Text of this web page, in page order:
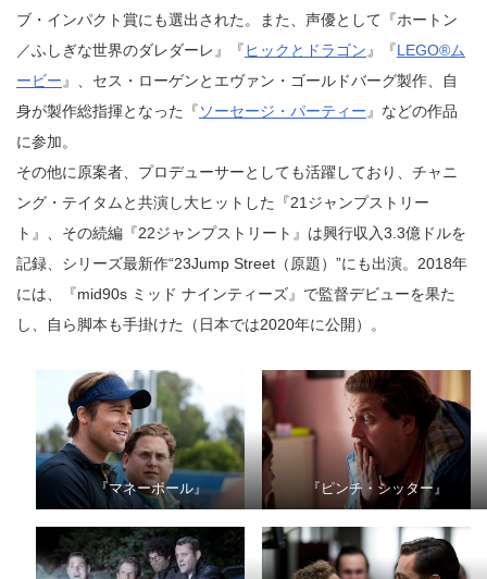
ブ・インパクト賞にも選出された。また、声優として『ホートン
／ふしぎな世界のダレダーレ』『ヒックとドラゴン 』『LEGO®ム
ービー 』、セス・ローゲンとエヴァン・ゴールドバーグ製作、自
身が製作総指揮となった『ソーセージ・パーティー 』などの作品
に参加。
その他に原案者、プロデューサーとしても活躍しており、チャニ
ング・テイタムと共演し大ヒットした『21ジャンプストリー
ト』、その続編『22ジャンプストリート』は興行収入3.3億ドルを
記録、シリーズ最新作“23Jump Street（原題）”にも出演。2018年
には、『mid90s ミッド ナインティーズ』で監督デビューを果た
し、自ら脚本も手掛けた（日本では2020年に公開）。
『マネーボール』 『ピンチ・シッター』